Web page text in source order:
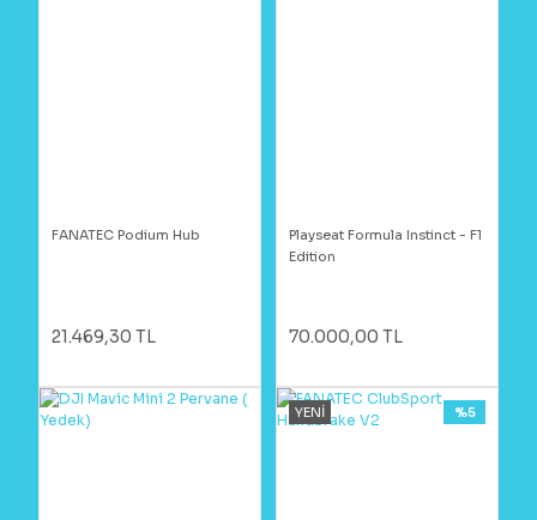
FANATEC Podium Hub
21.469,30 TL
Playseat Formula Instinct - F1
Edition
70.000,00 TL
YENİ %5